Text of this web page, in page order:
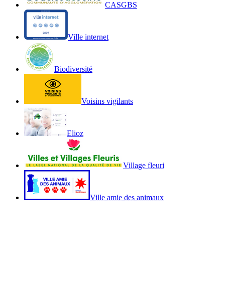
CASGBS
Ville internet
Biodiversité
Voisins vigilants
Elioz
Village fleuri
Ville amie des animaux